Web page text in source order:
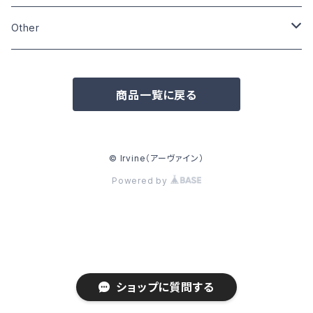
ショップに質問する
Size:M
Size:M
Other
Other
商品一覧に戻る
© Irvine（アーヴァイン）
Powered by